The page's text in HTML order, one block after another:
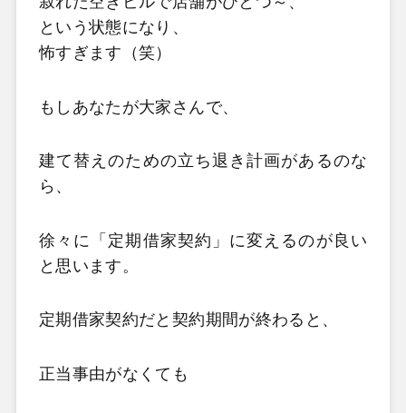
という状態になり、
怖すぎます（笑）
もしあなたが大家さんで、
建て替えのための立ち退き計画があるのな
ら、
徐々に「定期借家契約」に変えるのが良い
と思います。
定期借家契約だと契約期間が終わると、
正当事由がなくても